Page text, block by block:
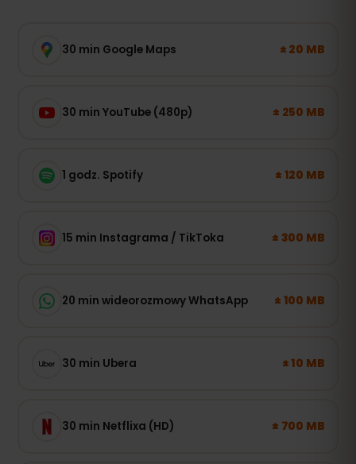
30 min Google Maps ± 20 MB
30 min YouTube (480p) ± 250 MB
1 godz. Spotify ± 120 MB
15 min Instagrama / TikToka ± 300 MB
20 min wideorozmowy WhatsApp ± 100 MB
30 min Ubera ± 10 MB
30 min Netflixa (HD) ± 700 MB